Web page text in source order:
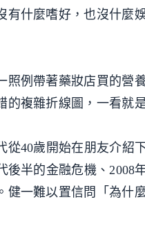
有什麼嗜好，也沒什麼
照例帶著藥妝店買的營
的複雜折線圖，一看就
從40歲開始在朋友介紹
後半的金融危機、2008
健一難以置信問「為什